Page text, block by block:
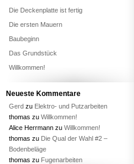
Die Deckenplatte ist fertig
Die ersten Mauern
Baubeginn
Das Grundstück
Willkommen!
Neueste Kommentare
Gerd zu Elektro- und Putzarbeiten
thomas zu Willkommen!
Alice Herrmann zu Willkommen!
thomas zu Die Qual der Wahl #2 –
Bodenbeläge
thomas zu Fugenarbeiten